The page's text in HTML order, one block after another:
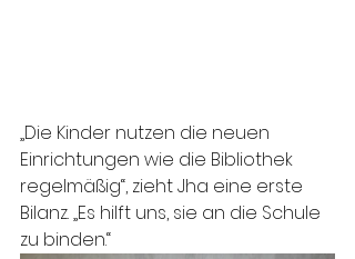
„Die Kinder nutzen die neuen
Einrichtungen wie die Bibliothek
regelmäßig“, zieht Jha eine erste
Bilanz. „Es hilft uns, sie an die Schule
zu binden.“